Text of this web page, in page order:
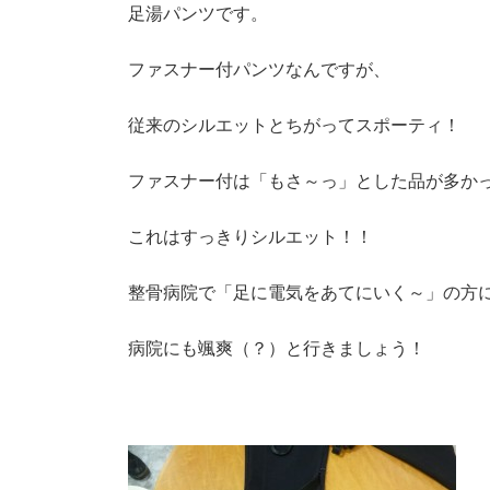
足湯パンツです。
ファスナー付パンツなんですが、
従来のシルエットとちがってスポーティ！
ファスナー付は「もさ～っ」とした品が多か
これはすっきりシルエット！！
整骨病院で「足に電気をあてにいく～」の方
病院にも颯爽（？）と行きましょう！